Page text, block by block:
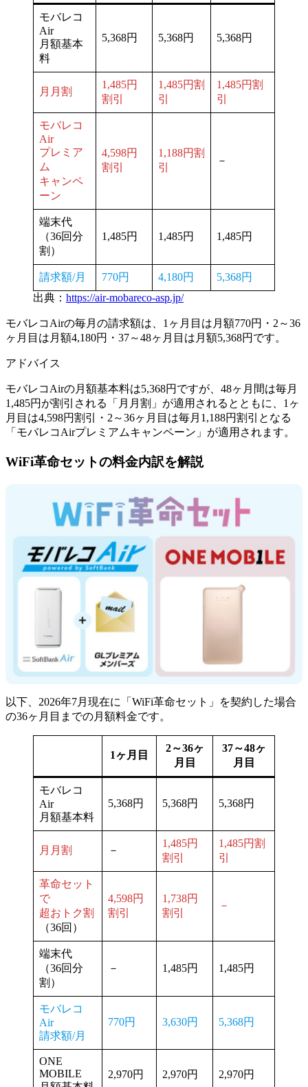
モバレコ
Air
月額基本
料
5,368円 5,368円 5,368円
月月割
1,485円
割引
1,485円割
引
1,485円割
引
モバレコ
Air
プレミア
ム
キャンペ
ーン
4,598円
割引
1,188円割
引
－
端末代
（36回分
割）
1,485円 1,485円 1,485円
請求額/月 770円 4,180円
5,368円
出典： https://air-mobareco-asp.jp/
モバレコAirの毎月の請求額は、 1ヶ月目は月額770円 ・ 2～36
ヶ月目は月額4,180円 ・ 37～48ヶ月目は月額5,368円 です。
アドバイス
モバレコAirの月額基本料は5,368円ですが、48ヶ月間は毎月
1,485円が割引される「月月割」が適用されるとともに、1ヶ
月目は4,598円割引・2～36ヶ月目は毎月1,188円割引となる
「モバレコAirプレミアムキャンペーン」が適用されます。
WiFi革命セットの料金内訳を解説
以下、2026年7月現在に「WiFi革命セット」を契約した場合
の36ヶ月目までの月額料金です。
1ヶ月目
2～36ヶ
月目
37～48ヶ
月目
モバレコ
Air
月額基本料
5,368円 5,368円 5,368円
月月割 －
1,485円
割引
1,485円割
引
革命セット
で
超おトク割
（36回）
4,598円
割引
1,738円
割引
－
端末代
（36回分
割）
－ 1,485円 1,485円
モバレコ
Air
請求額/月
770円 3,630円 5,368円
ONE
MOBILE
2,970円 2,970円 2,970円